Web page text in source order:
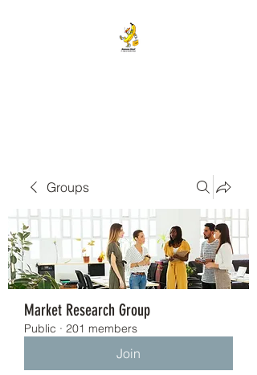
Groups
Market Research Group
Public · 201 members
Join